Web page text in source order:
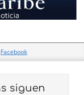
Facebook
siguen